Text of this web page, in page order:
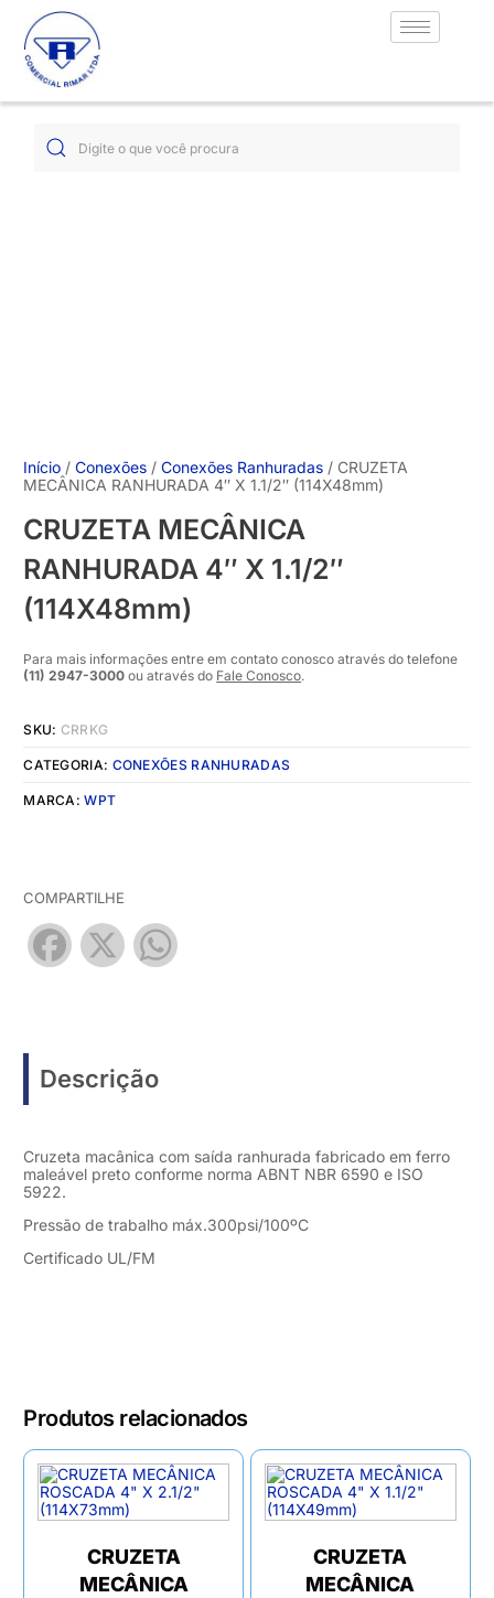
Início /Conexões /Conexões Ranhuradas / CRUZETA
MECÂNICA RANHURADA 4″ X 1.1/2″ (114X48mm)
CRUZETA MECÂNICA
RANHURADA 4″ X 1.1/2″
(114X48mm)
Para mais informações entre em contato conosco através do telefone
(11) 2947-3000 ou através do Fale Conosco.
SKU: CRRKG
CATEGORIA: CONEXÕES RANHURADAS
MARCA:WPT
COMPARTILHE
Facebook
X
Descrição
Cruzeta macânica com saída ranhurada fabricado em ferro
maleável preto conforme norma ABNT NBR 6590 e ISO
5922.
Pressão de trabalho máx.300psi/100ºC
Certificado UL/FM
Produtos relacionados
CRUZETA
MECÂNICA
CRUZETA
MECÂNICA